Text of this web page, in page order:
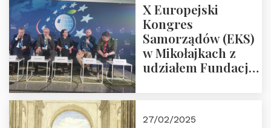
X Europejski
Kongres
Samorządów (EKS)
w Mikołajkach z
udziałem Fundacji
27/02/2025